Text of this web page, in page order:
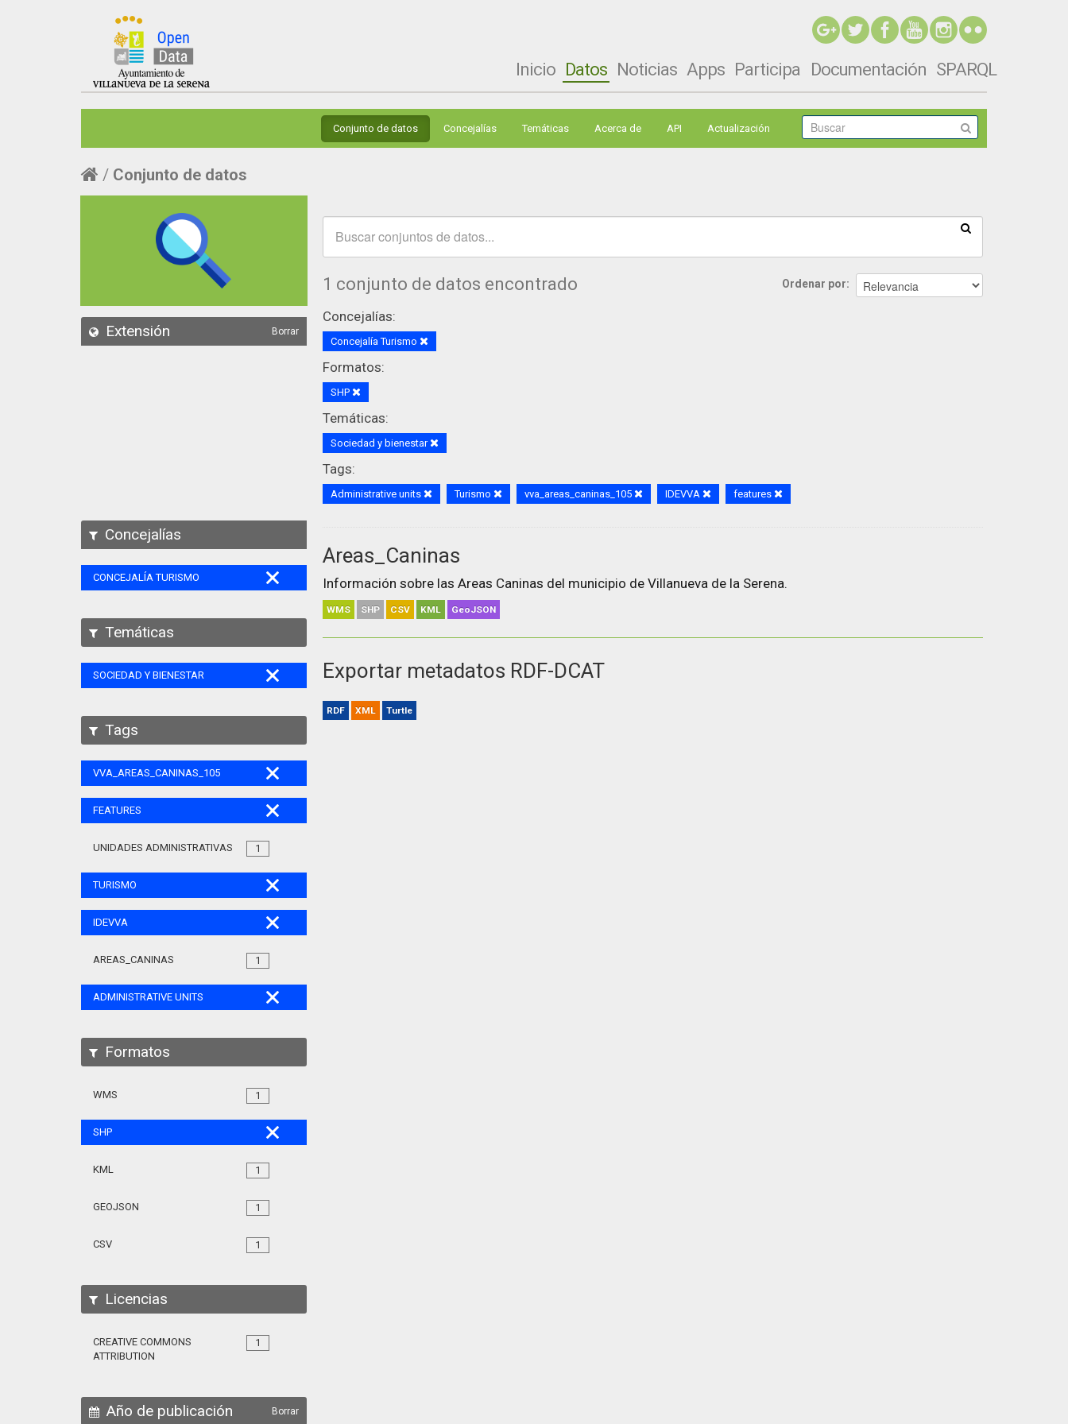
Inicio Datos Noticias Apps Participa Documentación SPARQL
Conjunto de datos Concejalías Temáticas Acerca de API Actualización
Conjunto de datos
Extensión Borrar
Concejalías
CONCEJALÍA TURISMO
Temáticas
SOCIEDAD Y BIENESTAR
Tags
VVA_AREAS_CANINAS_105
FEATURES
1
UNIDADES ADMINISTRATIVAS
TURISMO
IDEVVA
1
AREAS_CANINAS
ADMINISTRATIVE UNITS
Formatos
1
WMS
SHP
1
KML
1
GEOJSON
1
CSV
Licencias
1
CREATIVE COMMONS
ATTRIBUTION
Año de publicación Borrar
Ordenar por
1 conjunto de datos encontrado
Concejalías:
Concejalía Turismo
Formatos:
SHP
Temáticas:
Sociedad y bienestar
Tags:
Administrative units Turismo vva_areas_caninas_105 IDEVVA features
Areas_Caninas
Información sobre las Areas Caninas del municipio de Villanueva de la Serena.
WMS SHP CSV KML GeoJSON
Exportar metadatos RDF-DCAT
RDF XML Turtle